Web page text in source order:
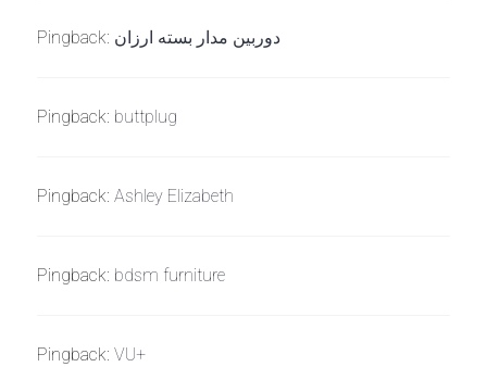
Pingback: دوربین مدار بسته ارزان
Pingback: buttplug
Pingback: Ashley Elizabeth
Pingback: bdsm furniture
Pingback: VU+